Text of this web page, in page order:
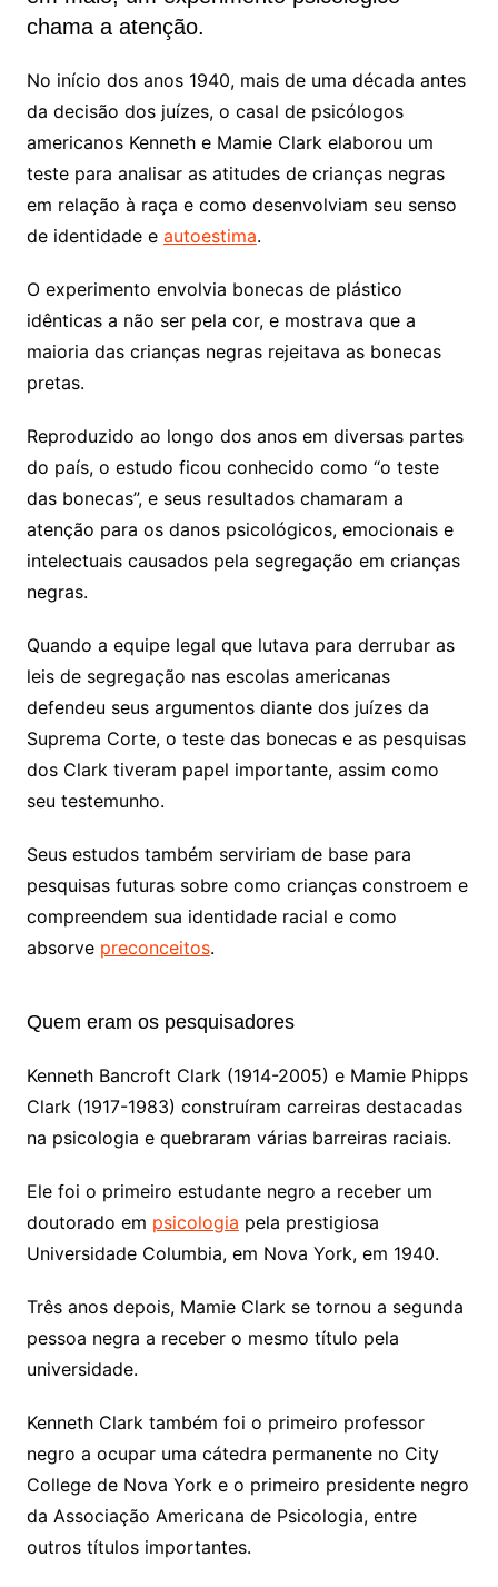
chama a atenção.
No início dos anos 1940, mais de uma década antes
da decisão dos juízes, o casal de psicólogos
americanos Kenneth e Mamie Clark elaborou um
teste para analisar as atitudes de crianças negras
em relação à raça e como desenvolviam seu senso
de identidade e autoestima.
O experimento envolvia bonecas de plástico
idênticas a não ser pela cor, e mostrava que a
maioria das crianças negras rejeitava as bonecas
pretas.
Reproduzido ao longo dos anos em diversas partes
do país, o estudo ficou conhecido como “o teste
das bonecas”, e seus resultados chamaram a
atenção para os danos psicológicos, emocionais e
intelectuais causados pela segregação em crianças
negras.
Quando a equipe legal que lutava para derrubar as
leis de segregação nas escolas americanas
defendeu seus argumentos diante dos juízes da
Suprema Corte, o teste das bonecas e as pesquisas
dos Clark tiveram papel importante, assim como
seu testemunho.
Seus estudos também serviriam de base para
pesquisas futuras sobre como crianças constroem e
compreendem sua identidade racial e como
absorve preconceitos.
Quem eram os pesquisadores
Kenneth Bancroft Clark (1914-2005) e Mamie Phipps
Clark (1917-1983) construíram carreiras destacadas
na psicologia e quebraram várias barreiras raciais.
Ele foi o primeiro estudante negro a receber um
doutorado em psicologia pela prestigiosa
Universidade Columbia, em Nova York, em 1940.
Três anos depois, Mamie Clark se tornou a segunda
pessoa negra a receber o mesmo título pela
universidade.
Kenneth Clark também foi o primeiro professor
negro a ocupar uma cátedra permanente no City
College de Nova York e o primeiro presidente negro
da Associação Americana de Psicologia, entre
outros títulos importantes.